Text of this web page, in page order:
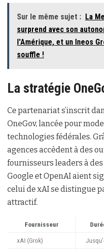
Sur le même sujet : La
surprend avec son
l'Amérique, et un Ineos
souffle !
La stratégie
Ce partenariat s’inscrit
OneGov, lancée pour
technologies fédérales.
agences accèdent à des
fournisseurs leaders à
Google et OpenAI aient
celui de xAI se distingue
attractif.
Fournisseur
xAI (Grok)